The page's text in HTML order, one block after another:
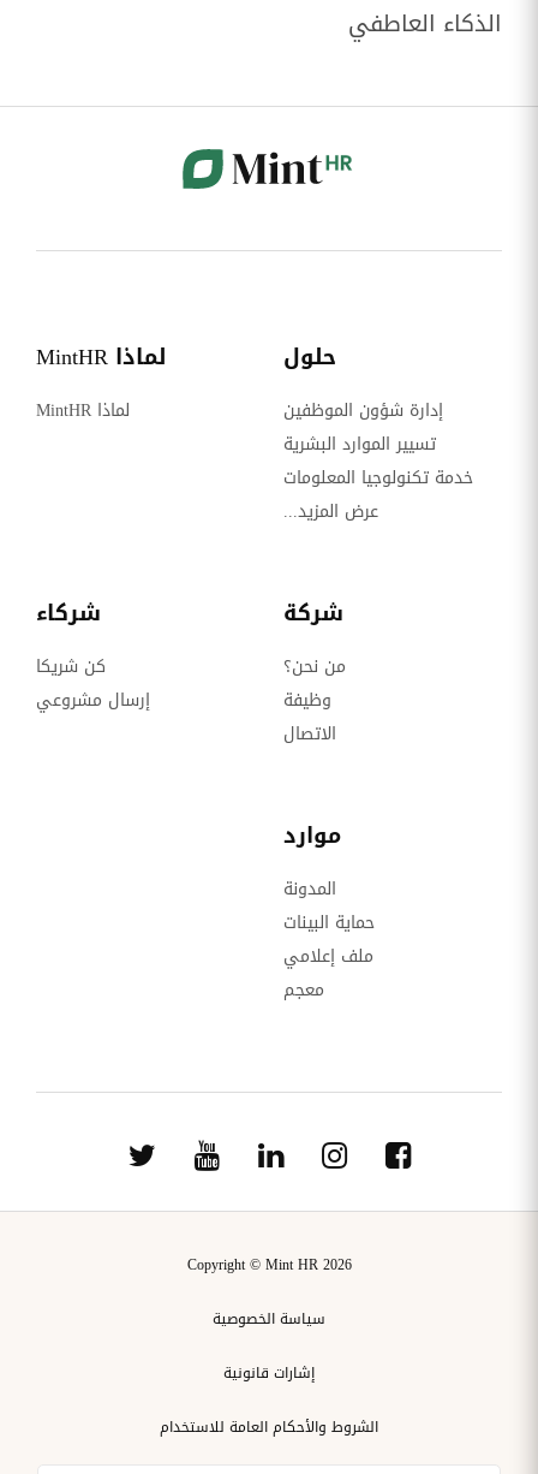
الذكاء العاطفي
حلول
إدارة شؤون الموظفين
تسيير الموارد البشرية
خدمة تكنولوجيا المعلومات
عرض المزيد...
لماذا MintHR
لماذا MintHR
شركة
من نحن؟
وظيفة
الاتصال
شركاء
كن شريكا
إرسال مشروعي
موارد
المدونة
حماية البينات
ملف إعلامي
معجم
Copyright © Mint HR 2026
سياسة الخصوصية
إشارات قانونية
الشروط والأحكام العامة للاستخدام